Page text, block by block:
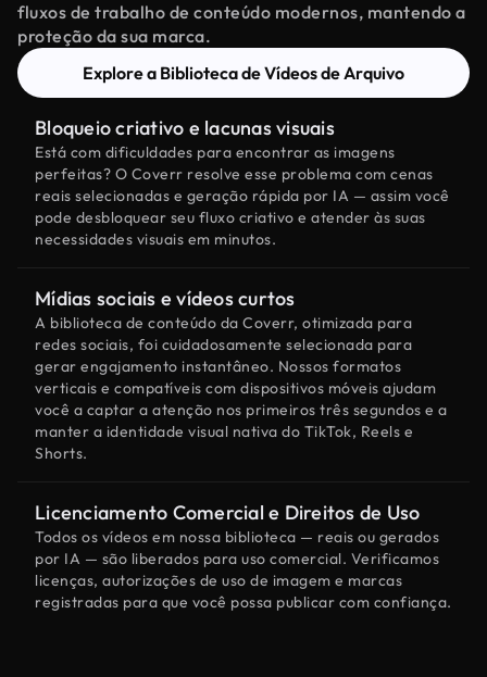
fluxos de trabalho de conteúdo modernos, mantendo a
proteção da sua marca.
Explore a Biblioteca de Vídeos de Arquivo
Bloqueio criativo e lacunas visuais
Está com dificuldades para encontrar as imagens
perfeitas? O Coverr resolve esse problema com cenas
reais selecionadas e geração rápida por IA — assim você
pode desbloquear seu fluxo criativo e atender às suas
necessidades visuais em minutos.
Mídias sociais e vídeos curtos
A biblioteca de conteúdo da Coverr, otimizada para
redes sociais, foi cuidadosamente selecionada para
gerar engajamento instantâneo. Nossos formatos
verticais e compatíveis com dispositivos móveis ajudam
você a captar a atenção nos primeiros três segundos e a
manter a identidade visual nativa do TikTok, Reels e
Shorts.
Licenciamento Comercial e Direitos de Uso
Todos os vídeos em nossa biblioteca — reais ou gerados
por IA — são liberados para uso comercial. Verificamos
licenças, autorizações de uso de imagem e marcas
registradas para que você possa publicar com confiança.